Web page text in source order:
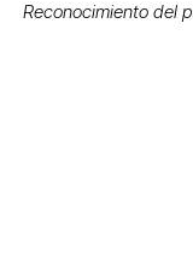
Reconocimiento del